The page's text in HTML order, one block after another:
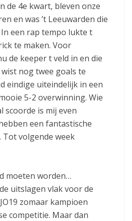
de 4e kwart, bleven onze
en was ’t Leeuwarden die
een rap tempo lukte t
te maken. Voor
de keeper t veld in en die
nog twee goals te
eindige uiteindelijk in een
5-2 overwinning. Wie
scoorde is mij even
een fantastische
Tot volgende week
moeten worden…
uitslagen vlak voor de
zomaar kampioen
competitie. Maar dan